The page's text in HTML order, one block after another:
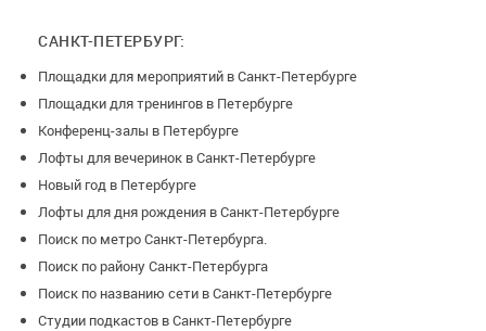
САНКТ-ПЕТЕРБУРГ:
Площадки для мероприятий в Санкт-Петербурге
Площадки для тренингов в Петербурге
Конференц-залы в Петербурге
Лофты для вечеринок в Санкт-Петербурге
Новый год в Петербурге
Лофты для дня рождения в Санкт-Петербурге
Поиск по метро Санкт-Петербурга.
Поиск по району Санкт-Петербурга
Поиск по названию сети в Санкт-Петербурге
Студии подкастов в Санкт-Петербурге